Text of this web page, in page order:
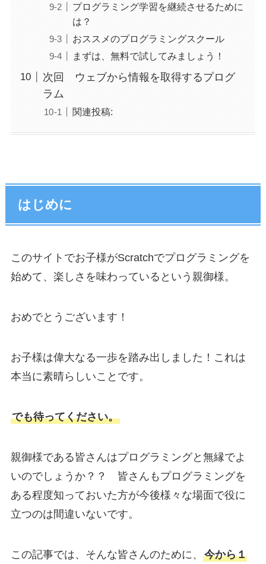
プログラミング学習を継続させるために
は？
おススメのプログラミングスクール
まずは、無料で試してみましょう！
次回 ウェブから情報を取得するプログ
ラム
関連投稿:
はじめに
このサイトでお子様がScratchでプログラミングを
始めて、楽しさを味わっているという親御様。
おめでとうございます！
お子様は偉大なる一歩を踏み出しました！これは
本当に素晴らしいことです。
でも待ってください。
親御様である皆さんはプログラミングと無縁でよ
いのでしょうか？？ 皆さんもプログラミングを
ある程度知っておいた方が今後様々な場面で役に
立つのは間違いないです。
この記事では、そんな皆さんのために、 今から１